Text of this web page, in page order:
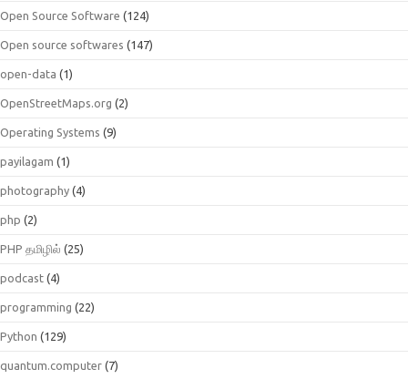
Open Source Software (124)
Open source softwares (147)
open-data (1)
OpenStreetMaps.org (2)
Operating Systems (9)
payilagam (1)
photography (4)
php (2)
PHP தமிழில் (25)
podcast (4)
programming (22)
Python (129)
quantum.computer (7)